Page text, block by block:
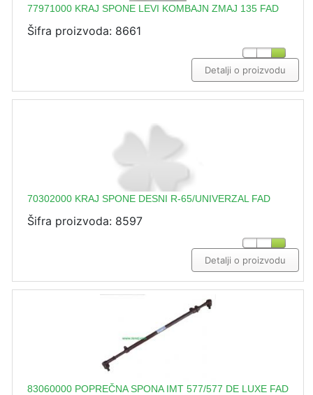
77971000 KRAJ SPONE LEVI KOMBAJN ZMAJ 135 FAD
Šifra proizvoda: 8661
Detalji o proizvodu
70302000 KRAJ SPONE DESNI R-65/UNIVERZAL FAD
Šifra proizvoda: 8597
Detalji o proizvodu
83060000 POPREČNA SPONA IMT 577/577 DE LUXE FAD